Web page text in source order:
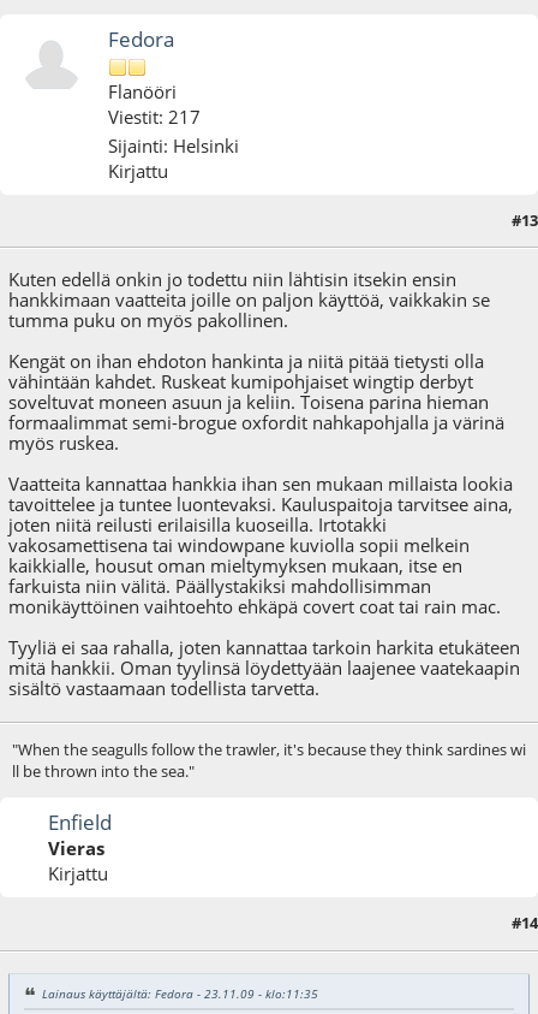
Fedora
Flanööri
Viestit: 217
Sijainti: Helsinki
Kirjattu
#13
Kuten edellä onkin jo todettu niin lähtisin itsekin ensin
hankkimaan vaatteita joille on paljon käyttöä, vaikkakin se
tumma puku on myös pakollinen.
Kengät on ihan ehdoton hankinta ja niitä pitää tietysti olla
vähintään kahdet. Ruskeat kumipohjaiset wingtip derbyt
soveltuvat moneen asuun ja keliin. Toisena parina hieman
formaalimmat semi-brogue oxfordit nahkapohjalla ja värinä
myös ruskea.
Vaatteita kannattaa hankkia ihan sen mukaan millaista lookia
tavoittelee ja tuntee luontevaksi. Kauluspaitoja tarvitsee aina,
joten niitä reilusti erilaisilla kuoseilla. Irtotakki
vakosamettisena tai windowpane kuviolla sopii melkein
kaikkialle, housut oman mieltymyksen mukaan, itse en
farkuista niin välitä. Päällystakiksi mahdollisimman
monikäyttöinen vaihtoehto ehkäpä covert coat tai rain mac.
Tyyliä ei saa rahalla, joten kannattaa tarkoin harkita etukäteen
mitä hankkii. Oman tyylinsä löydettyään laajenee vaatekaapin
sisältö vastaamaan todellista tarvetta.
"When the seagulls follow the trawler, it's because they think sardines wi
ll be thrown into the sea."
Enfield
Vieras
Kirjattu
#14
Lainaus käyttäjältä: Fedora - 23.11.09 - klo:11:35